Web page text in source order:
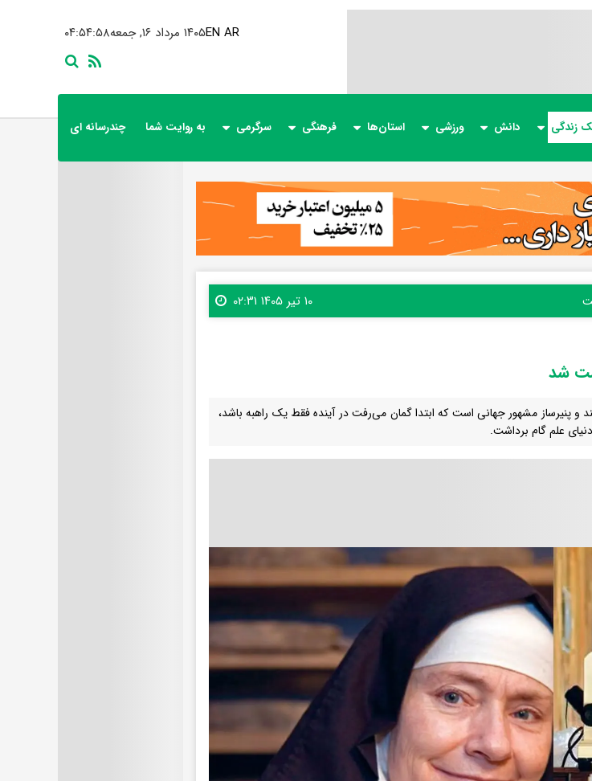
۰۴:۵۵:۰۰ ۱۴۰۵ مرداد ۱۶, جمعهEN AR
زندگی دانش ورزشی استان‌ها فرهنگی سرگرمی به روایت شما چندرسانه ای
۱۰ تیر ۱۴۰۵ ۰۲:۳۱
شد
و پنیرساز مشهور جهانی است که ابتدا گمان می‌رفت در آینده فقط یک راهبه باشد،
علم گام برداشت.